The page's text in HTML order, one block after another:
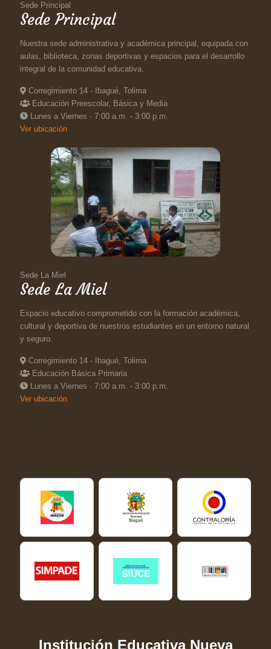
Sede Principal
Sede Principal
Nuestra sede administrativa y académica principal, equipada con
aulas, biblioteca, zonas deportivas y espacios para el desarrollo
integral de la comunidad educativa.
Corregimiento 14 - Ibagué, Tolima
Educación Preescolar, Básica y Media
Lunes a Viernes · 7:00 a.m. - 3:00 p.m.
Ver ubicación
Sede La Miel
Sede La Miel
Espacio educativo comprometido con la formación académica,
cultural y deportiva de nuestros estudiantes en un entorno natural
y seguro.
Corregimiento 14 - Ibagué, Tolima
Educación Básica Primaria
Lunes a Viernes · 7:00 a.m. - 3:00 p.m.
Ver ubicación
Institución Educativa Nueva